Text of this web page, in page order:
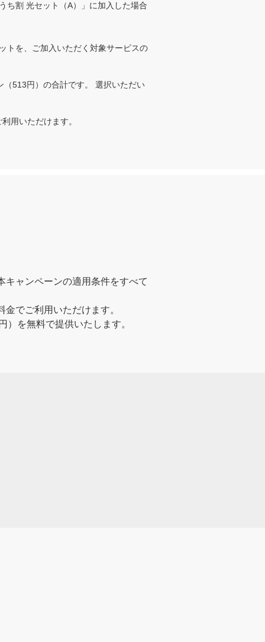
ち割 光セット（A）」に加入した場合
トを、ご加入いただく対象サービスの
513円）の合計です。 選択いただい
用いただけます。
キャンペーンの適用条件をすべて
でご利用いただけます。
を無料で提供いたします。